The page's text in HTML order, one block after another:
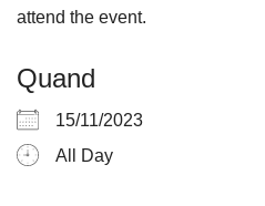
attend the event.
Quand
15/11/2023
All Day